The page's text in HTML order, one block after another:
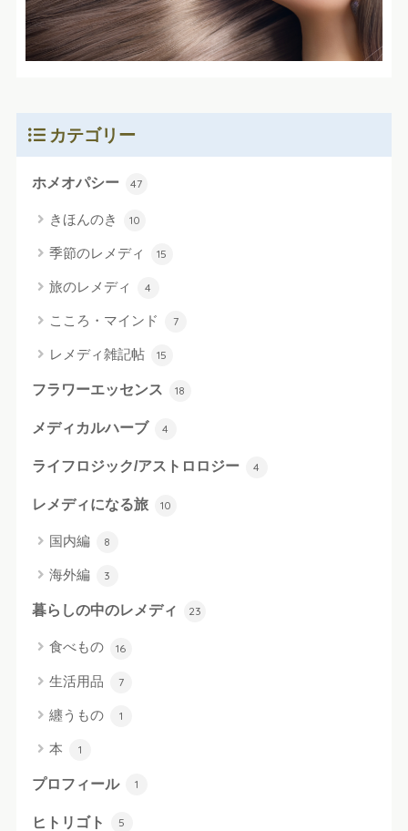
カテゴリー
ホメオパシー 47
きほんのき 10
季節のレメディ 15
旅のレメディ 4
こころ・マインド 7
レメディ雑記帖 15
フラワーエッセンス 18
メディカルハーブ 4
ライフロジック/アストロロジー 4
レメディになる旅 10
国内編 8
海外編 3
暮らしの中のレメディ 23
食べもの 16
生活用品 7
纏うもの 1
本 1
プロフィール 1
ヒトリゴト 5